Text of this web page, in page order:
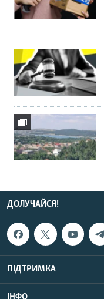
ДОЛУЧАЙСЯ!
ПІДТРИМКА
ІНФО